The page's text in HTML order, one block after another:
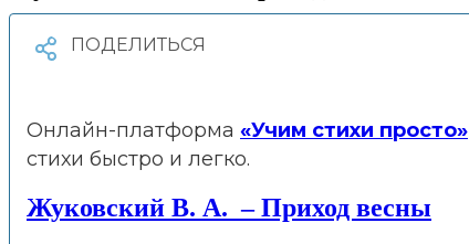
Онлайн-платформа «Учим стихи просто»
стихи быстро и легко.
Жуковский В. А. – Приход весны